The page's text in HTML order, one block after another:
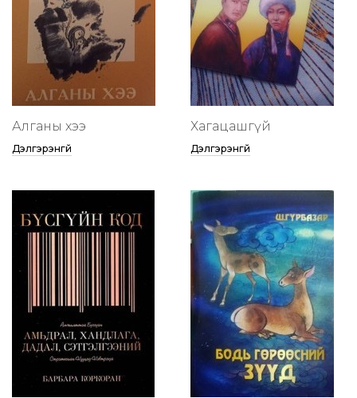
Алганы хээ
Дэлгэрэнгүй
Хагацашгүй
Дэлгэрэнгүй